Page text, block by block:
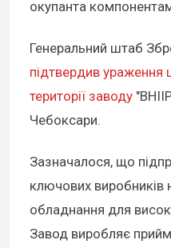
окупанта
Генеральний штаб
підтвердив ураження
території заводу
Чебоксари.
Зазначалося, що
ключових виробників
обладнання для
Завод виробляє